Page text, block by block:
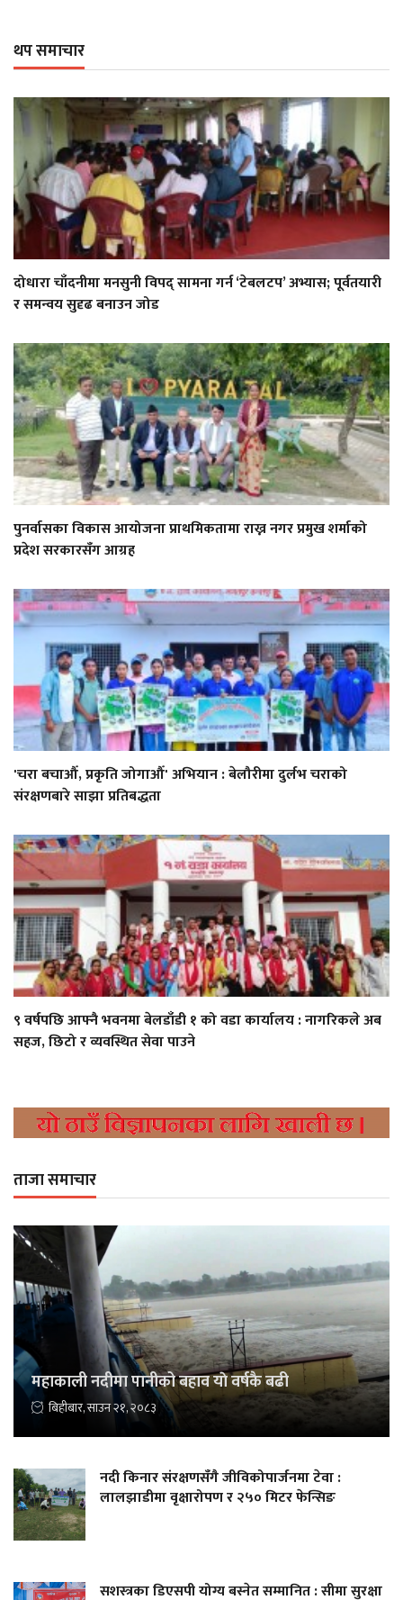
थप समाचार
दोधारा चाँदनीमा मनसुनी विपद् सामना गर्न ‘टेबलटप’ अभ्यास; पूर्वतयारी
र समन्वय सुदृढ बनाउन जोड
पुनर्वासका विकास आयोजना प्राथमिकतामा राख्न नगर प्रमुख शर्माको
प्रदेश सरकारसँग आग्रह
'चरा बचाऔँ, प्रकृति जोगाऔँ' अभियान : बेलौरीमा दुर्लभ चराको
संरक्षणबारे साझा प्रतिबद्धता
९ वर्षपछि आफ्नै भवनमा बेलडाँडी १ को वडा कार्यालय : नागरिकले अब
सहज, छिटो र व्यवस्थित सेवा पाउने
ताजा समाचार
महाकाली नदीमा पानीको बहाव याे वर्षकै बढी
बिहीबार, साउन २१, २०८३
नदी किनार संरक्षणसँगै जीविकोपार्जनमा टेवा :
लालझाडीमा वृक्षारोपण र २५० मिटर फेन्सिङ
सशस्त्रका डिएसपी योग्य बस्नेत सम्मानित : सीमा सुरक्षा